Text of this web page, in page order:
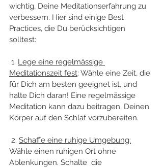
wichtig, Deine Meditationserfahrung zu
verbessern. Hier sind einige Best
Practices, die Du berücksichtigen
solltest:
1. Lege eine regelmässige
Meditationszeit fest: Wähle eine Zeit, die
für Dich am besten geeignet ist, und
halte Dich daran! Eine regelmässige
Meditation kann dazu beitragen, Deinen
Körper auf den Schlaf vorzubereiten.
2. Schaffe eine ruhige Umgebung:
Wähle einen ruhigen Ort ohne
Ablenkungen. Schalte  die